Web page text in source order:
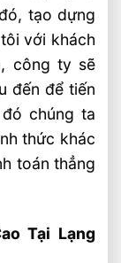
tạo dựng
với khách
công ty sẽ
đến để tiến
chúng ta
thức khác
toán thẳng
Tại Lạng